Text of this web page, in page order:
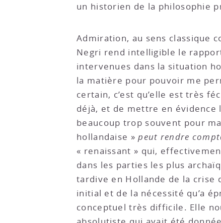
un historien de la philosophie
Admiration, au sens classique
Negri rend intelligible le
intervenues dans la situation
la matière pour pouvoir me
certain, c’est qu’elle est très
déjà, et de mettre en évidence
beaucoup trop souvent pour
hollandaise »peut rendre
« renaissant » qui,
dans les parties les plus
tardive en Hollande de la crise
initial et de la nécessité qu’a
conceptuel très difficile. Elle